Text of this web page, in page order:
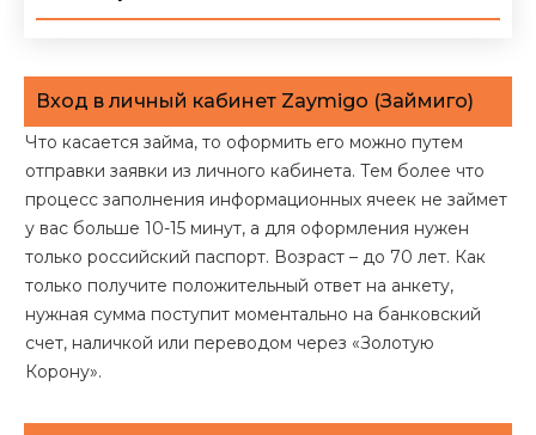
Вход в личный кабинет Zaymigo (Займиго)
Что касается займа, то оформить его можно путем
отправки заявки из личного кабинета. Тем более что
процесс заполнения информационных ячеек не займет
у вас больше 10-15 минут, а для оформления нужен
только российский паспорт. Возраст – до 70 лет. Как
только получите положительный ответ на анкету,
нужная сумма поступит моментально на банковский
счет, наличкой или переводом через «Золотую
Корону».